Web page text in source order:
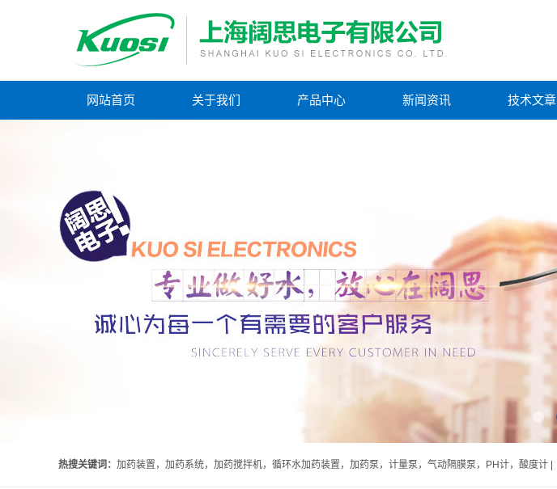
网站首页 关于我们 产品中心 新闻资讯 技术文章
热搜关键词： 加药装置，加药系统，加药搅拌机，循环水加药装置，加药泵，计量泵，气动隔膜泵，PH计，酸度计 |